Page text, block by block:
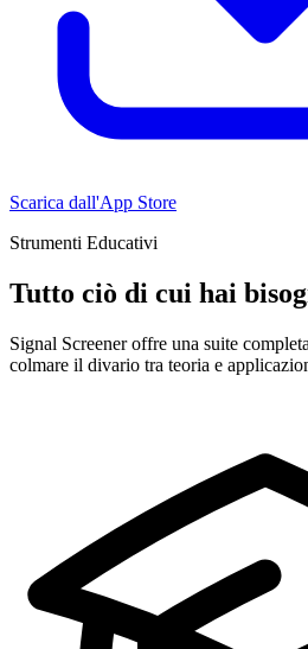
Scarica dall'App Store
Strumenti Educativi
Tutto ciò di cui hai
Signal Screener offre una suite
colmare il divario tra teoria e